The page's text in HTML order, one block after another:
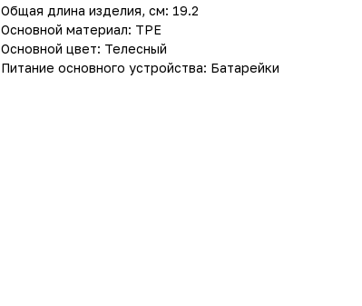
Общая длина изделия, см: 19.2
Основной материал: TPE
Основной цвет: Телесный
Питание основного устройства: Батарейки